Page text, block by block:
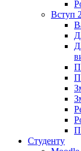
Вступ
Студенту